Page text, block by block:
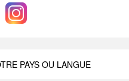
PAYS OU LANGUE